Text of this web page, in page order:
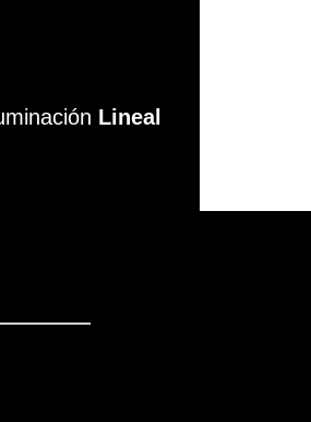
Lineal
Lineal